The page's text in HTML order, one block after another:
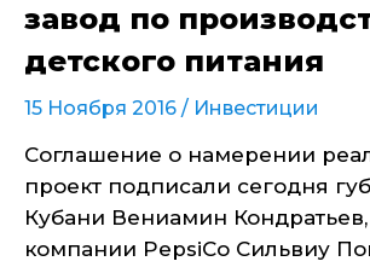
завод по
детского питания
15 Ноября 2016 / Инвестиции
Соглашение о намерении
проект подписали сегодня
Кубани Вениамин
компании PepsiCo Сильвиу